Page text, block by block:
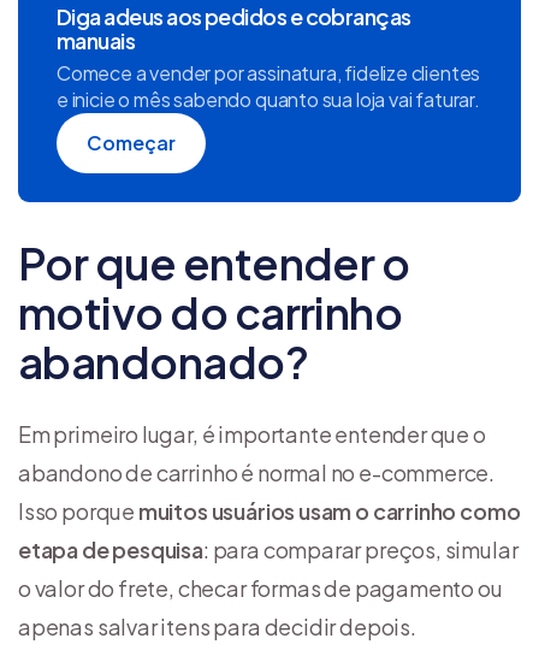
Diga adeus aos pedidos e cobranças
manuais
Comece a vender por assinatura, fidelize clientes
e inicie o mês sabendo quanto sua loja vai faturar.
Começar
Por que entender o
motivo do carrinho
abandonado?
Em primeiro lugar, é importante entender que o
abandono de carrinho é normal no e-commerce.
Isso porque muitos usuários usam o carrinho como
etapa de pesquisa: para comparar preços, simular
o valor do frete, checar formas de pagamento ou
apenas salvar itens para decidir depois.